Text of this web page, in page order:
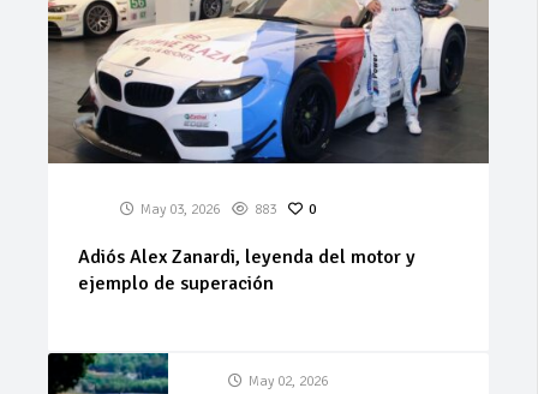
May 03, 2026 883 0
Adiós Alex Zanardi, leyenda del motor y
ejemplo de superación
May 02, 2026